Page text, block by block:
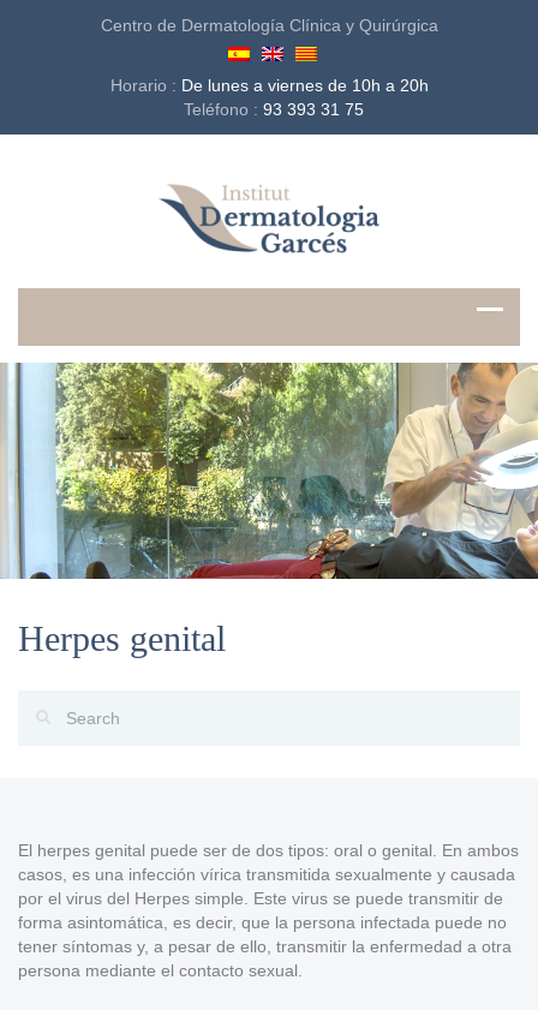
Centro de Dermatología Clínica y Quirúrgica
Horario : De lunes a viernes de 10h a 20h
Teléfono : 93 393 31 75
Herpes genital
El herpes genital puede ser de dos tipos: oral o genital. En ambos
casos, es una infección vírica transmitida sexualmente y causada
por el virus del Herpes simple. Este virus se puede transmitir de
forma asintomática, es decir, que la persona infectada puede no
tener síntomas y, a pesar de ello, transmitir la enfermedad a otra
persona mediante el contacto sexual.